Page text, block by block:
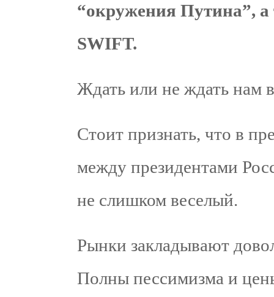
“окружения Путина”, а
SWIFT.
Ждать или не ждать нам
Стоит признать, что в
между президентами
не слишком веселый.
Рынки закладывают
Полны пессимизма и